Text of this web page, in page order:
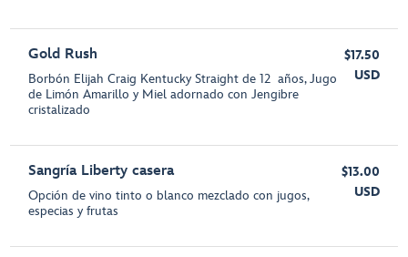
Gold Rush
Borbón Elijah Craig Kentucky Straight de 12 años, Jugo
de Limón Amarillo y Miel adornado con Jengibre
cristalizado
$17.50
USD
Sangría Liberty casera
Opción de vino tinto o blanco mezclado con jugos,
especias y frutas
$13.00
USD